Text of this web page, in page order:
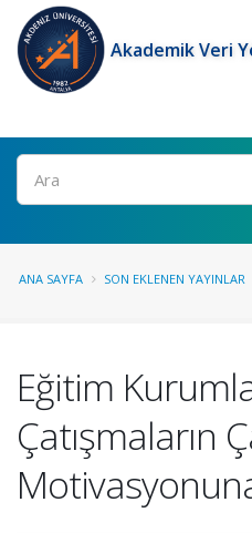
Akademik Veri
Ara
ANA SAYFA SON EKLENEN YAYINLAR
Eğitim
Çatışmaların